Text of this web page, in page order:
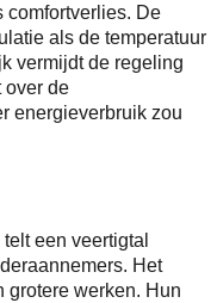
comfortverlies. De
als de temperatuur
vermijdt de regeling
over de
energieverbruik zou
een veertigtal
Het
grotere werken. Hun